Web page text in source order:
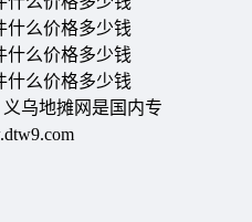
乌地摊网是国内专